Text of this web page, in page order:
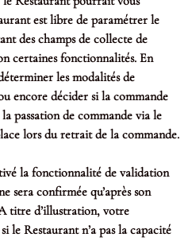
est libre de paramétrer le
des champs de collecte de
certaines fonctionnalités. En
les modalités de
encore décider si la commande
passation de commande via le
lors du retrait de la commande.
la fonctionnalité de validation
sera confirmée qu’après son
titre d’illustration, votre
le Restaurant n’a pas la capacité